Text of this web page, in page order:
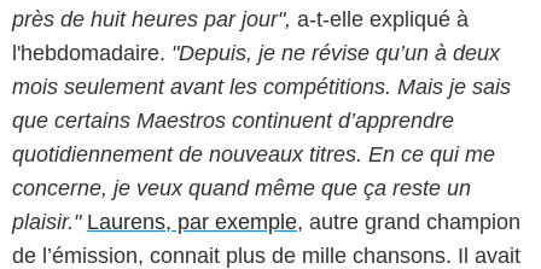
près de huit heures par jour", a-t-elle expliqué à
l'hebdomadaire. "Depuis, je ne révise qu’un à deux
mois seulement avant les compétitions. Mais je sais
que certains Maestros continuent d’apprendre
quotidiennement de nouveaux titres. En ce qui me
concerne, je veux quand même que ça reste un
plaisir." Laurens, par exemple, autre grand champion
de l’émission, connait plus de mille chansons. Il avait